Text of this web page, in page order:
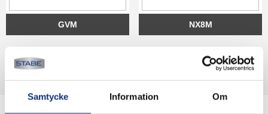
Samtycke Information Om
GVM NX8M